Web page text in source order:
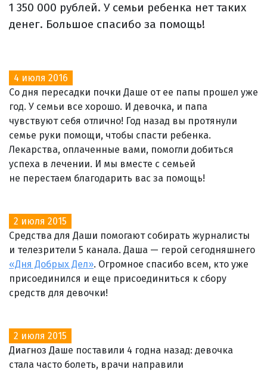
1 350 000 рублей. У семьи ребенка нет таких
денег. Большое спасибо за помощь!
4 июля 2016
Со дня пересадки почки Даше от ее папы прошел уже
год. У семьи все хорошо. И девочка, и папа
чувствуют себя отлично! Год назад вы протянули
семье руки помощи, чтобы спасти ребенка.
Лекарства, оплаченные вами, помогли добиться
успеха в лечении. И мы вместе с семьей
не перестаем благодарить вас за помощь!
2 июля 2015
Средства для Даши помогают собирать журналисты
и телезрители 5 канала. Даша — герой сегодняшнего
«Дня Добрых Дел». Огромное спасибо всем, кто уже
присоединился и еще присоединиться к сбору
средств для девочки!
2 июля 2015
Диагноз Даше поставили 4 годна назад: девочка
стала часто болеть, врачи направили